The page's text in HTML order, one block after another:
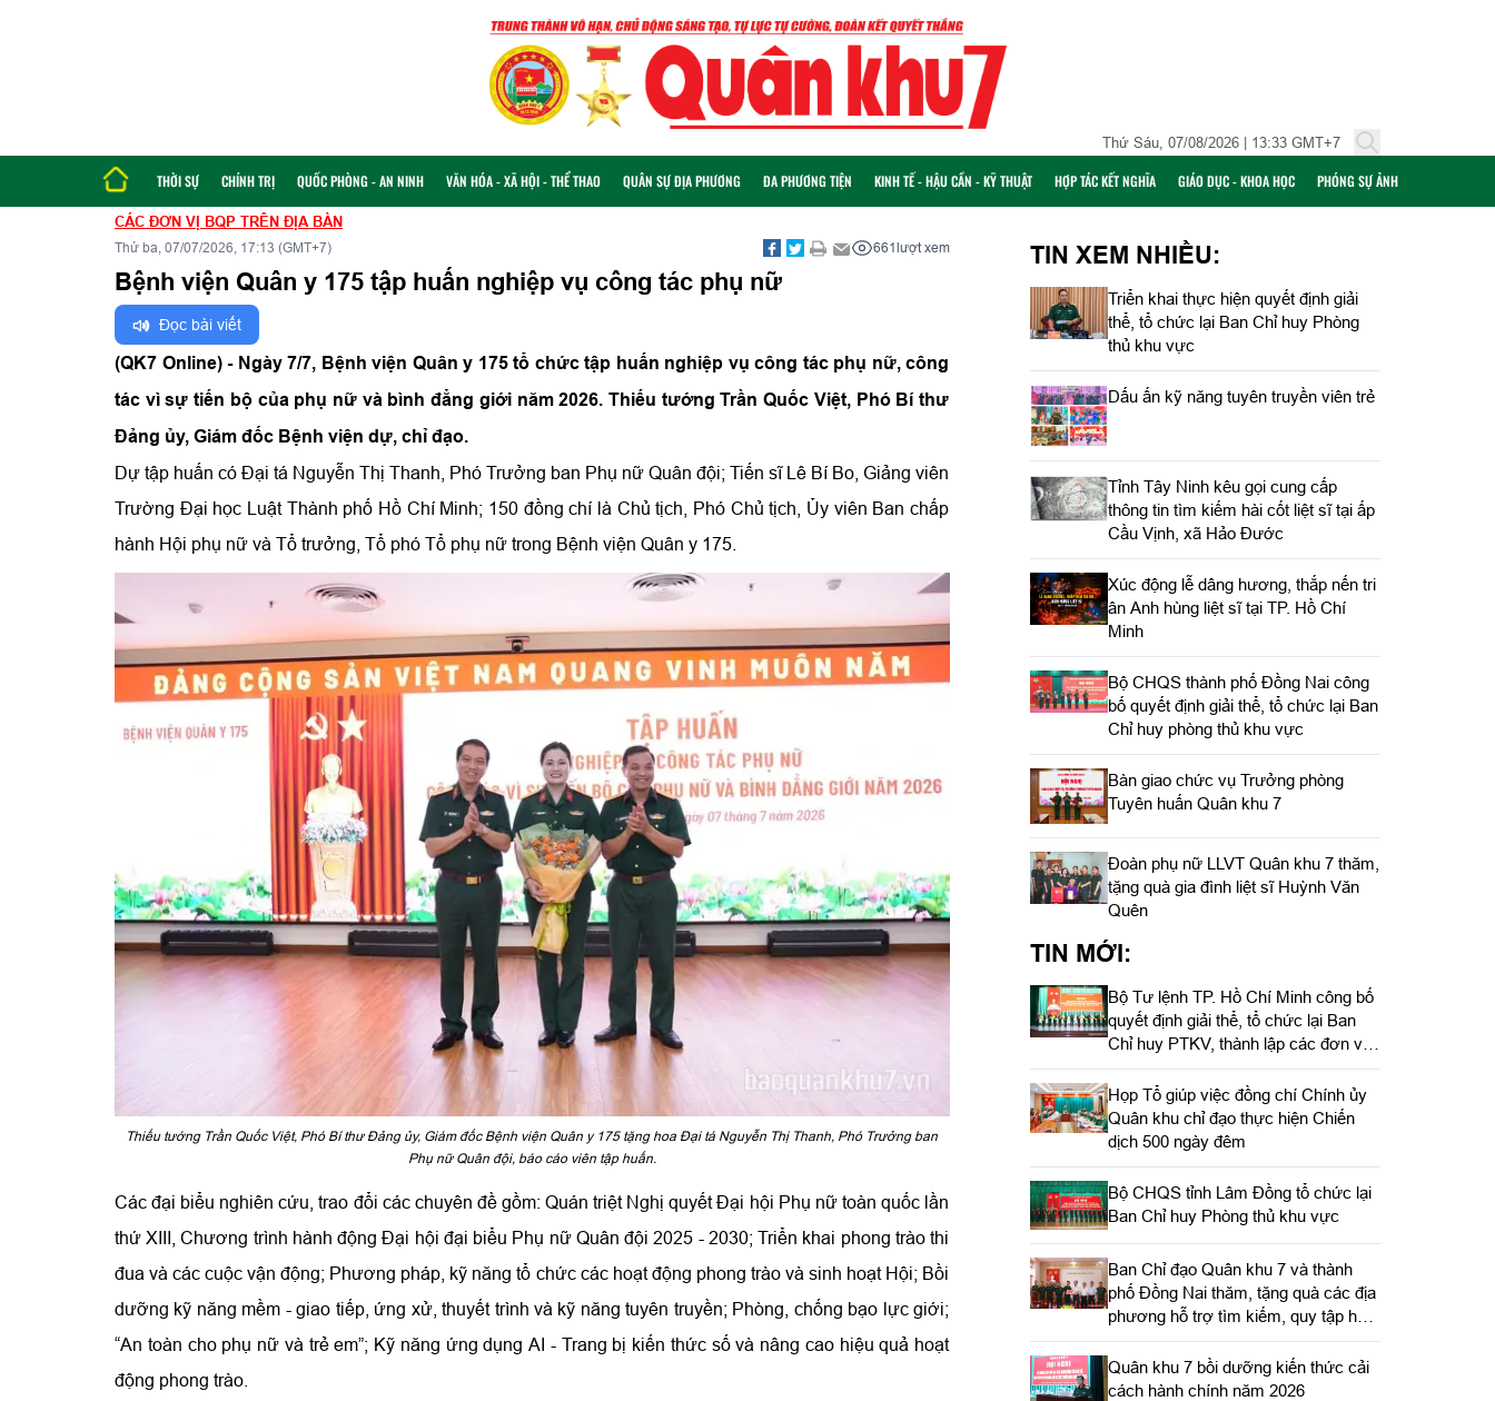
Thứ Sáu, 07/08/2026 | 13:33 GMT+7
THỜI SỰ CHÍNH TRỊ QUỐC PHÒNG - AN NINH VĂN HÓA - XÃ HỘI - THỂ THAO QUÂN SỰ ĐỊA PHƯƠNG ĐA PHƯƠNG TIỆN KINH TẾ - HẬU CẦN - KỸ THUẬT HỢP TÁC KẾT NGHĨA GIÁO DỤC - KHOA HỌC PHÓNG SỰ ẢNH
CÁC ĐƠN VỊ BQP TRÊN ĐỊA BÀN
Thứ ba, 07/07/2026, 17:13 (GMT+7) 661lượt xem
Bệnh viện Quân y 175 tập huấn nghiệp vụ công tác phụ nữ
Đọc bài viết
(QK7 Online) - Ngày 7/7, Bệnh viện Quân y 175 tổ chức tập huấn nghiệp vụ công tác phụ nữ, công
tác vì sự tiến bộ của phụ nữ và bình đẳng giới năm 2026. Thiếu tướng Trần Quốc Việt, Phó Bí thư
Đảng ủy, Giám đốc Bệnh viện dự, chỉ đạo.
Dự tập huấn có Đại tá Nguyễn Thị Thanh, Phó Trưởng ban Phụ nữ Quân đội; Tiến sĩ Lê Bí Bo, Giảng viên
Trường Đại học Luật Thành phố Hồ Chí Minh; 150 đồng chí là Chủ tịch, Phó Chủ tịch, Ủy viên Ban chấp
hành Hội phụ nữ và Tổ trưởng, Tổ phó Tổ phụ nữ trong Bệnh viện Quân y 175.
Thiếu tướng Trần Quốc Việt, Phó Bí thư Đảng ủy, Giám đốc Bệnh viện Quân y 175 tặng hoa Đại tá Nguyễn Thị Thanh, Phó Trưởng ban
Phụ nữ Quân đội, báo cáo viên tập huấn.
Các đại biểu nghiên cứu, trao đổi các chuyên đề gồm: Quán triệt Nghị quyết Đại hội Phụ nữ toàn quốc lần
thứ XIII, Chương trình hành động Đại hội đại biểu Phụ nữ Quân đội 2025 - 2030; Triển khai phong trào thi
đua và các cuộc vận động; Phương pháp, kỹ năng tổ chức các hoạt động phong trào và sinh hoạt Hội; Bồi
dưỡng kỹ năng mềm - giao tiếp, ứng xử, thuyết trình và kỹ năng tuyên truyền; Phòng, chống bạo lực giới;
“An toàn cho phụ nữ và trẻ em”; Kỹ năng ứng dụng AI - Trang bị kiến thức số và nâng cao hiệu quả hoạt
động phong trào.
TIN XEM NHIỀU:
Triển khai thực hiện quyết định giải
thể, tổ chức lại Ban Chỉ huy Phòng
thủ khu vực
Dấu ấn kỹ năng tuyên truyền viên trẻ
Tỉnh Tây Ninh kêu gọi cung cấp
thông tin tìm kiếm hài cốt liệt sĩ tại ấp
Cầu Vịnh, xã Hảo Đước
Xúc động lễ dâng hương, thắp nến tri
ân Anh hùng liệt sĩ tại TP. Hồ Chí
Minh
Bộ CHQS thành phố Đồng Nai công
bố quyết định giải thể, tổ chức lại Ban
Chỉ huy phòng thủ khu vực
Bàn giao chức vụ Trưởng phòng
Tuyên huấn Quân khu 7
Đoàn phụ nữ LLVT Quân khu 7 thăm,
tặng quà gia đình liệt sĩ Huỳnh Văn
Quên
TIN MỚI:
Bộ Tư lệnh TP. Hồ Chí Minh công bố
quyết định giải thể, tổ chức lại Ban
Chỉ huy PTKV, thành lập các đơn vị
trực thuộc
Họp Tổ giúp việc đồng chí Chính ủy
Quân khu chỉ đạo thực hiện Chiến
dịch 500 ngày đêm
Bộ CHQS tỉnh Lâm Đồng tổ chức lại
Ban Chỉ huy Phòng thủ khu vực
Ban Chỉ đạo Quân khu 7 và thành
phố Đồng Nai thăm, tặng quà các địa
phương hỗ trợ tìm kiếm, quy tập hài
cốt liệt sĩ
Quân khu 7 bồi dưỡng kiến thức cải
cách hành chính năm 2026